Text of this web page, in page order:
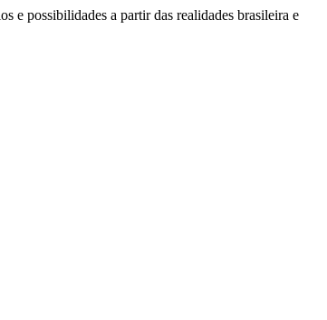
e possibilidades a partir das realidades brasileira e